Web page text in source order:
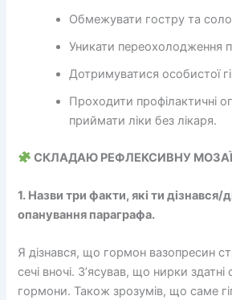
Обмежувати гостру та
Уникати переохолодження
Дотримуватися особистої
Проходити профілактичні
приймати ліки без лікаря.
СКЛАДАЮ РЕФЛЕКСИВНУ
1. Назви три факти, які ти дізнався/
опанування параграфа.
Я дізнався, що гормон вазопресин
сечі вночі. З’ясував, що нирки здатні
гормони. Також зрозумів, що саме